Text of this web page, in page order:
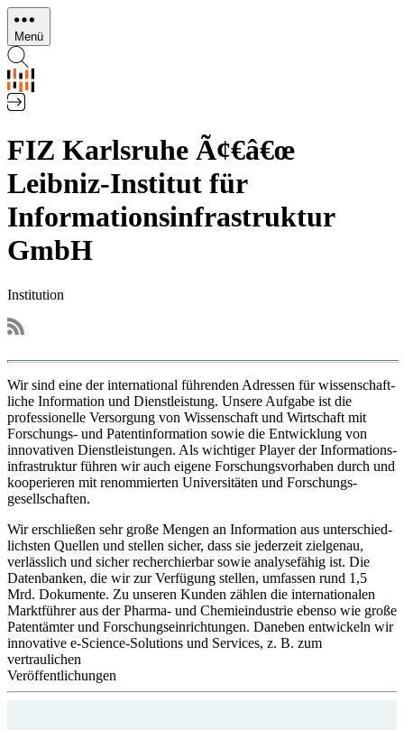
Direkt
zum
Inhalt
Menü
FIZ Karlsruhe Ã¢€â€œ
Leibniz-Institut für
Informationsinfrastruktur
GmbH
Institution
Wir sind eine der international führenden Adressen für wissenschaft­
liche Information und Dienstleistung. Unsere Aufgabe ist die
professionelle Versorgung von Wissenschaft und Wirtschaft mit
Forschungs- und Patentinformation sowie die Entwicklung von
innovativen Dienst­leistungen. Als wichtiger Player der Informations­
infra­struktur führen wir auch eigene Forschungsvorhaben durch und
kooperieren mit renom­mierten Universitäten und Forschungs­
gesellschaften.
Wir erschließen sehr große Mengen an Information aus unterschied­
lichsten Quellen und stellen sicher, dass sie jederzeit zielgenau,
verlässlich und sicher recherchierbar sowie analysefähig ist. Die
Datenbanken, die wir zur Verfügung stellen, umfassen rund 1,5
Mrd. Dokumente. Zu unseren Kunden zählen die internationalen
Marktführer aus der Pharma- und Chemieindustrie ebenso wie große
Patentämter und Forschungseinrichtungen. Daneben entwickeln wir
innovative e-Science-Solutions und Services, z. B. zum
vertraulichen
Veröffentlichungen